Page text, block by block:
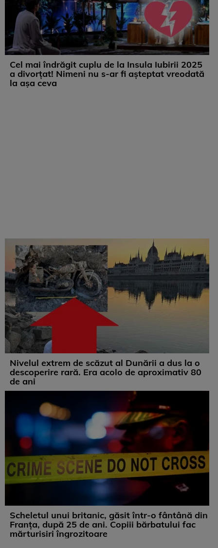
Cel mai îndrăgit cuplu de la Insula Iubirii 2025
a divorțat! Nimeni nu s-ar fi așteptat vreodată
la așa ceva
Nivelul extrem de scăzut al Dunării a dus la o
descoperire rară. Era acolo de aproximativ 80
de ani
Scheletul unui britanic, găsit într-o fântână din
Franța, după 25 de ani. Copiii bărbatului fac
mărturisiri îngrozitoare